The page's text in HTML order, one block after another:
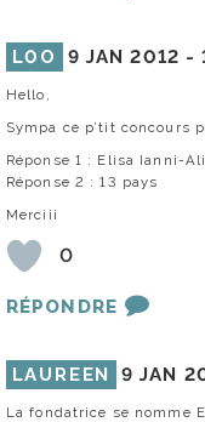
L0O 9 JAN 2012 -
Hello,
Sympa ce p’tit concours
Réponse 1 : Elisa Ianni-
Réponse 2 : 13 pays
Merciii
0
RÉPONDRE
LAUREEN 9 JAN
La fondatrice se nomme